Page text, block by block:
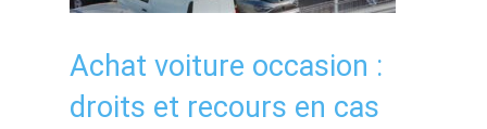
Achat voiture occasion :
droits et recours en cas